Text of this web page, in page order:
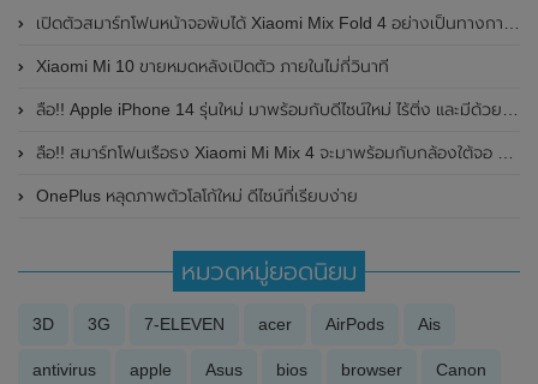
เปิดตัวสมาร์ทโฟนหน้าจอพับได้ Xiaomi Mix Fold 4 อย่างเป็นทางการในประเทศจีน มาพร้อมดีไซน์ตัวเครื่องบางและเบากว่าเดิม , ชิปเซ็ต Qualcomm Snapdragon 8 Gen 3 และกล้อง Periscope ซูม 5 เท่า
Xiaomi Mi 10 ขายหมดหลังเปิดตัว ภายในไม่กี่วินาที
ลือ!! Apple iPhone 14 รุ่นใหม่ มาพร้อมกับดีไซน์ใหม่ ไร้ติ่ง และมีด้วยกันทั้งหมด 4 รุ่น
ลือ!! สมาร์ทโฟนเรือธง Xiaomi Mi Mix 4 จะมาพร้อมกับกล้องใต้จอ มีราคาแพงกว่า Xiaomi Mi 11 Ultra
OnePlus หลุดภาพตัวโลโก้ใหม่ ดีไซน์ที่เรียบง่าย
หมวดหมู่ยอดนิยม
3D 3G 7-ELEVEN acer AirPods Ais
antivirus apple Asus bios browser Canon